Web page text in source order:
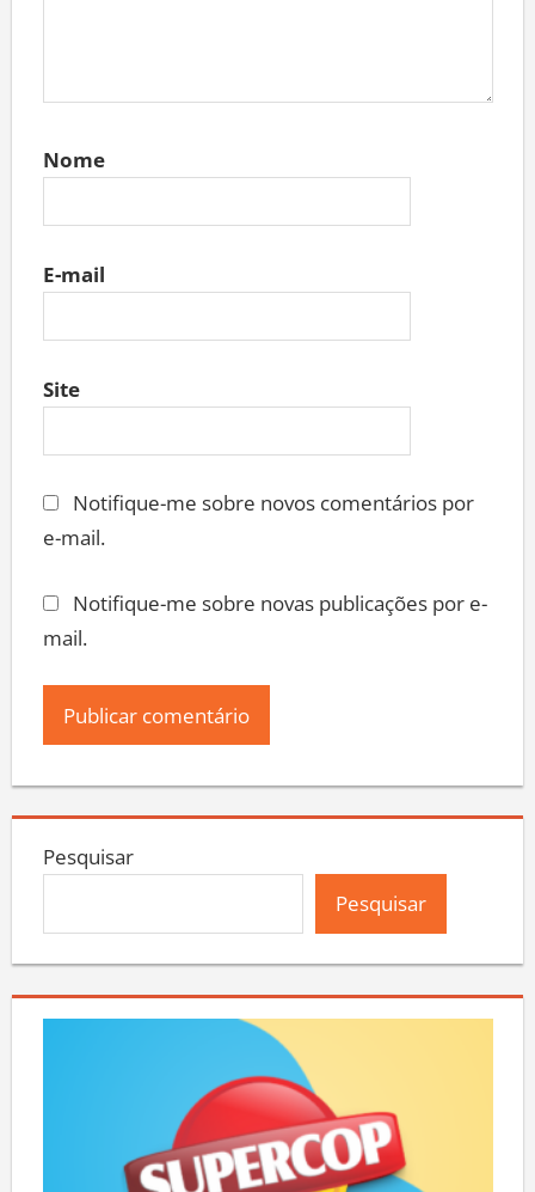
Nome
E-mail
Site
Notifique-me sobre novos comentários por
e-mail.
Notifique-me sobre novas publicações por e-
mail.
Pesquisar
Pesquisar